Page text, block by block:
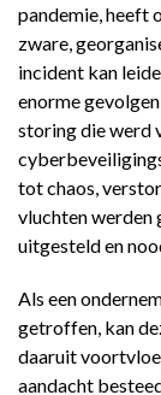
pandemie, heeft
zware,
incident kan
enorme
storing die werd
tot chaos,
vluchten werden
uitgesteld en
Als een
getroffen, kan
daaruit
aandacht